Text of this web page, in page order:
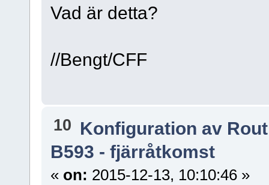
Vad är detta?
//Bengt/CFF
10 Konfiguration av
B593 - fjärråtkomst
« on: 2015-12-13, 10:10:46 »